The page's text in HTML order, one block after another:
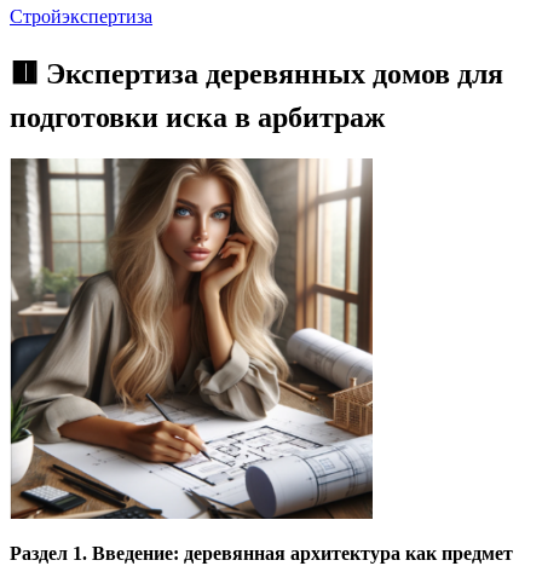
Стройэкспертиза
🟥 Экспертиза деревянных домов для
подготовки иска в арбитраж
Раздел 1. Введение: деревянная архитектура как предмет